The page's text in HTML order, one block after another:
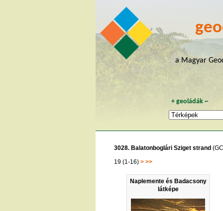
a Magyar
+geoládák ~
3028. Balatonboglári Sziget strand
19 (1-16) > >>
Naplemente és Badacsony
látképe